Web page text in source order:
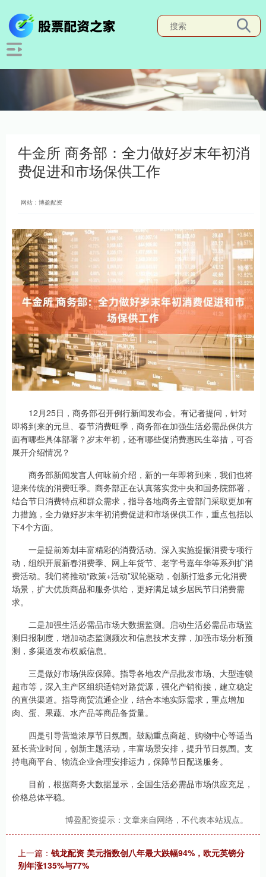
牛金所 商务部：全力做好岁末年初消
费促进和市场保供工作
网站：博盈配资
12月25日，商务部召开例行新闻发布会。有记者提问，针对
即将到来的元旦、春节消费旺季，商务部在加强生活必需品保供方
面有哪些具体部署？岁末年初，还有哪些促消费惠民生举措，可否
展开介绍情况？
商务部新闻发言人何咏前介绍，新的一年即将到来，我们也将
迎来传统的消费旺季。商务部正在认真落实党中央和国务院部署，
结合节日消费特点和群众需求，指导各地商务主管部门采取更加有
力措施，全力做好岁末年初消费促进和市场保供工作，重点包括以
下4个方面。
一是提前筹划丰富精彩的消费活动。深入实施提振消费专项行
动，组织开展新春消费季、网上年货节、老字号嘉年华等系列扩消
费活动。我们将推动“政策+活动”双轮驱动，创新打造多元化消费
场景，扩大优质商品和服务供给，更好满足城乡居民节日消费需
求。
二是加强生活必需品市场大数据监测。启动生活必需品市场监
测日报制度，增加动态监测频次和信息技术支撑，加强市场分析预
测，多渠道发布权威信息。
三是做好市场供应保障。指导各地农产品批发市场、大型连锁
超市等，深入主产区组织适销对路货源，强化产销衔接，建立稳定
的直供渠道。指导商贸流通企业，结合本地实际需求，重点增加
肉、蛋、果蔬、水产品等商品备货量。
四是引导营造浓厚节日氛围。鼓励重点商超、购物中心等适当
延长营业时间，创新主题活动，丰富场景安排，提升节日氛围。支
持电商平台、物流企业合理安排运力，保障节日配送服务。
目前，根据商务大数据显示，全国生活必需品市场供应充足，
价格总体平稳。
博盈配资提示：文章来自网络，不代表本站观点。
上一篇： 钱龙配资 美元指数创八年最大跌幅94%，欧元英镑分
别年涨135%与77%